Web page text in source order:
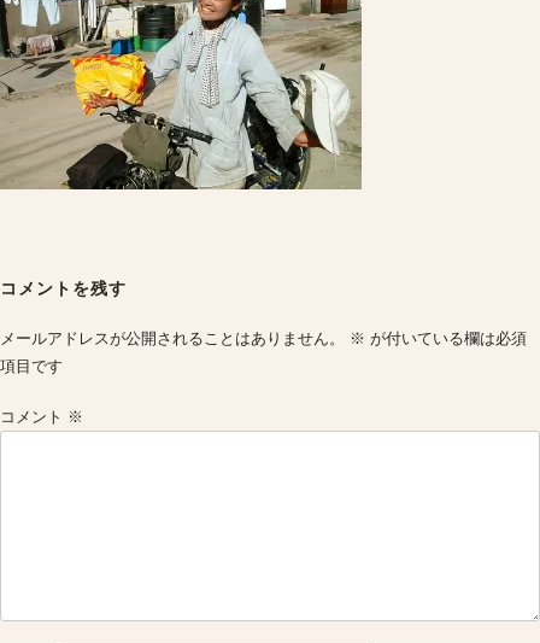
navigation
コメントを残す
メールアドレスが公開されることはありません。 ※ が付いている欄は必須
項目です
コメント ※